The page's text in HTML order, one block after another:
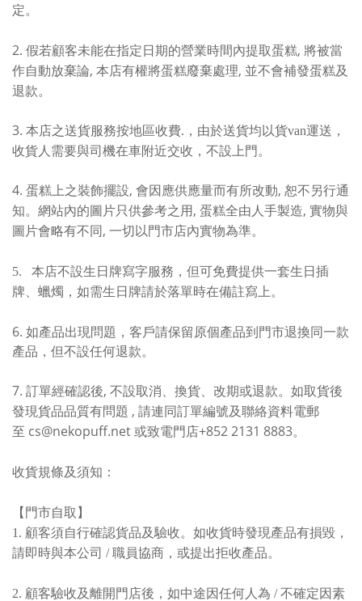
定。
2. 假若顧客未能在指定日期的營業時間內提取蛋糕, 將被當
作自動放棄論, 本店有權將蛋糕廢棄處理, 並不會補發蛋糕及
退款。
3. 本店之送貨服務按地區收費.，由於送貨均以貨van運送，
收貨人需要與司機在車附近交收，不設上門。
4. 蛋糕上之裝飾擺設, 會因應供應量而有所改動, 恕不另行通
知。網站內的圖片只供參考之用 , 蛋糕全由人手製造, 實物與
圖片會略有不同 , 一切以門市店內實物為準。
5. 本店不設生日牌寫字服務，但可免費提供一套生日插
牌、蠟燭，如需生日牌請於落單時在備註寫上 。
6. 如產品出現問題，客戶請保留原個產品到門市退換同一款
產品，但不設任何退款。
7. 訂單經確認後, 不設取消、換貨、改期或退款。如取貨後
發現貨品品質有問題 , 請連同訂單編號及聯絡資料電郵
至 cs@nekopuff.net 或致電門店+852 2131 8883。
收貨規條及須知：
【門市自取】
1. 顧客須自行確認貨品及驗收。如收貨時發現產品有損毀，
請即時與本公司 / 職員協商，或提出拒收產品。
2. 顧客驗收及離開門店後，如中途因任何人為 / 不確定因素